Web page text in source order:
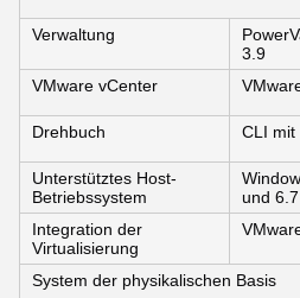
Verwaltung
3.9
VMware vCenter
Drehbuch CLI mit
Unterstütztes Host-
Betriebssystem
und
Integration der
Virtualisierung
System der physikalischen Basis